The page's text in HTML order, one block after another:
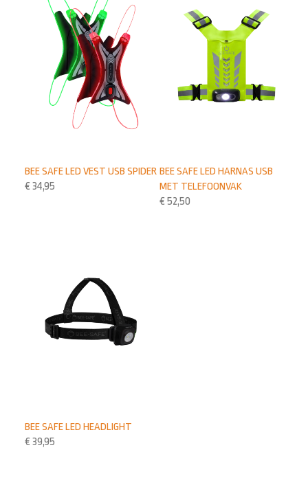
BEE SAFE LED HARNAS USB
MET TELEFOONVAK
€ 52,50
BEE SAFE LED VEST USB SPIDER
€ 34,95
BEE SAFE LED HEADLIGHT
€ 39,95